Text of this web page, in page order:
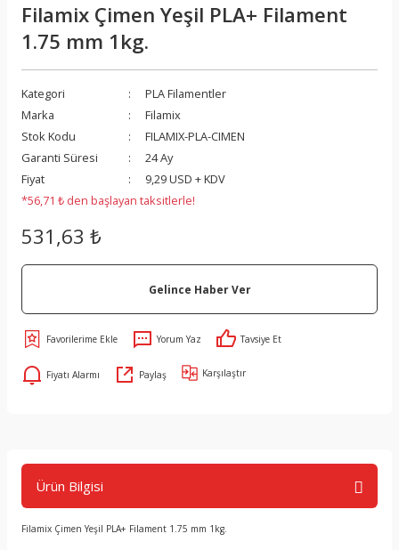
Filamix Çimen Yeşil PLA+ Filament
1.75 mm 1kg.
Kategori
PLA Filamentler
Marka
Filamix
Stok Kodu
FILAMIX-PLA-CIMEN
Garanti Süresi
24 Ay
Fiyat
9,29 USD + KDV
*56,71 ₺ den başlayan taksitlerle!
531,63 ₺
Gelince Haber Ver
Yorum Yaz Tavsiye Et
Fiyatı Alarmı Paylaş Karşılaştır
Ürün Bilgisi
Filamix Çimen Yeşil PLA+ Filament 1.75 mm 1kg.